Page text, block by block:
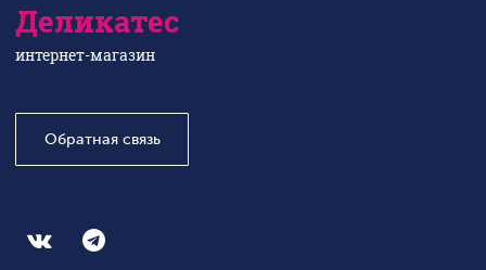
Деликатес
интернет-магазин
Обратная связь